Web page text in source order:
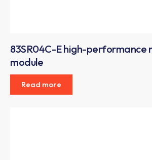
83SR04C-E high-performance
module
Read more